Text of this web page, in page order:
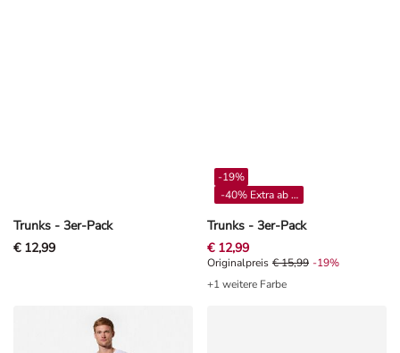
Trunks - 3er-Pack
€ 12,99
Trunks - 3er-Pack
-19%
-40% Extra ab 4**
€ 12,99
Originalpreis € 15,99, Rabat -19%
Originalpreis € 15,99 -19%
+1 weitere Farbe